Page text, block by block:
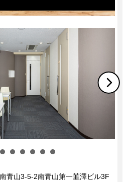
）
24時間365日利用可能
青山3-5-2南青山第一韮澤ビル3F